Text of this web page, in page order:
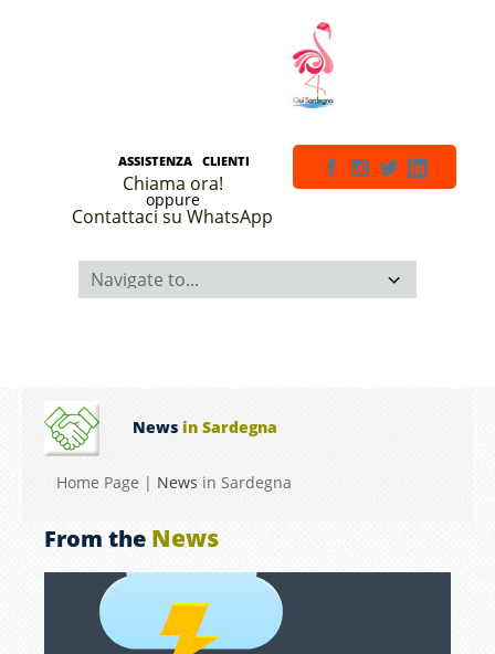
ASSISTENZA CLIENTI
Chiama ora!
oppure
Contattaci su WhatsApp
News in Sardegna
Home Page | News in Sardegna
From the News